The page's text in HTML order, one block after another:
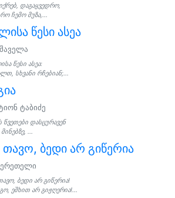
დაგაყვედრო,
ჩემო მუზა,...
წესი ასეა
წესი ასეა:
სხვანი რჩებიან;...
ტაბიძე
წვეთები დასცურავენ
...
თავო, ბედი არ გიწერია
ბედი არ გიწერია!
ეშხით არ გიჟღერია!...